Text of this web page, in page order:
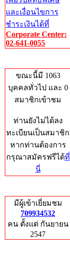
และเงื่อนไขการ
ชำระเงินได้ที่
Corporate Center:
02-641-0055
ขณะนี้มี 1063
บุคคลทั่วไป และ 0
สมาชิกเข้าชม
ท่านยังไม่ได้ลง
ทะเบียนเป็นสมาชิก
หากท่านต้องการ
กรุณาสมัครฟรีได้ที่
นี่
มีผู้เข้าเยี่ยมชม
709934532
คน ตั้งแต่ กันยายน
2547